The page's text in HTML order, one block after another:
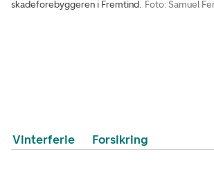
skadeforebyggeren i Fremtind. Foto: Samuel
Vinterferie Forsikring